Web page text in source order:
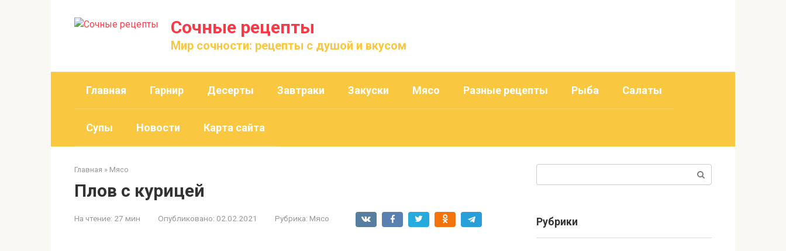
Сочные рецепты
Мир сочности: рецепты с душой и вкусом
Главная Гарнир Десерты Завтраки Закуски Мясо Разные рецепты Рыба Салаты
Супы Новости Карта сайта
Главная » Мясо
Плов с курицей
На чтение: 27 мин Опубликовано: 02.02.2021 Рубрика: Мясо Рубрики